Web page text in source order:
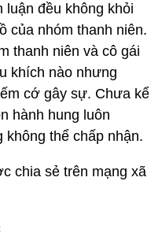
đều không khỏi
của nhóm thanh niên.
thanh niên và cô gái
khích nào nhưng
cớ gây sự. Chưa kể
hành hung luôn
thể chấp nhận.
chia sẻ trên mạng xã